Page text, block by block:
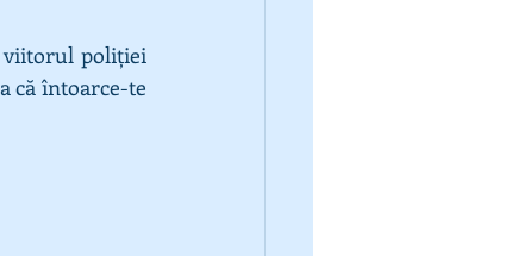
viitorul poliției
că întoarce-te